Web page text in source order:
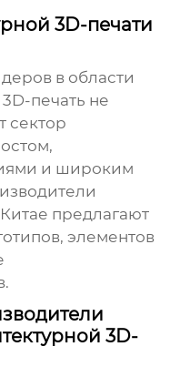
3D-печати
в области
печать не
сектор
и широким
предлагают
элементов
3D-